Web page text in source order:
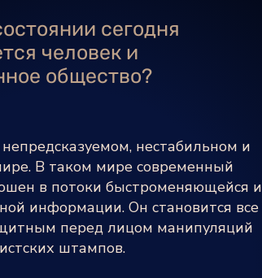
сегодня
человек и
общество?
нестабильном и
В таком мире современный
в потоки быстроменяющейся и
информации. Он становится все
перед лицом манипуляций
штампов.